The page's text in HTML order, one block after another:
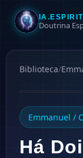
Doutrina
Biblioteca/
Emmanuel /
Há